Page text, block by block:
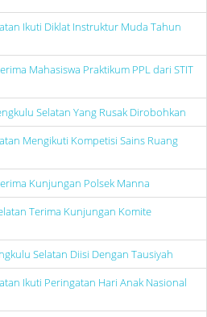
Ikuti Diklat Instruktur Muda Tahun
Mahasiswa Praktikum PPL dari STIT
Selatan Yang Rusak Dirobohkan
Mengikuti Kompetisi Sains Ruang
Kunjungan Polsek Manna
Terima Kunjungan Komite
Selatan Diisi Dengan Tausiyah
Ikuti Peringatan Hari Anak Nasional